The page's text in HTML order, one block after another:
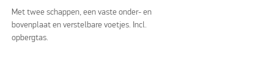
Met twee schappen, een vaste onder- en
bovenplaat en verstelbare voetjes. Incl.
opbergtas.